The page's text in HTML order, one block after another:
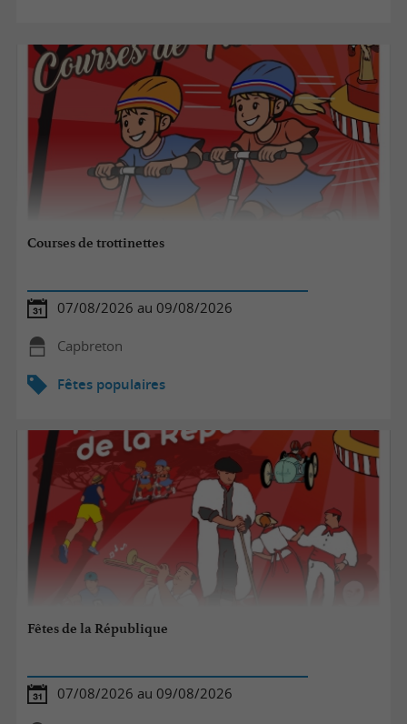
Courses de trottinettes
07/08/2026 au 09/08/2026
Capbreton
Fêtes populaires
Fêtes de la République
07/08/2026 au 09/08/2026